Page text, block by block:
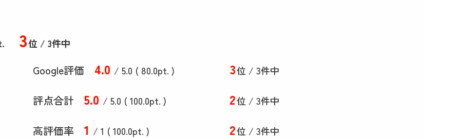
3位 / 3件中
Google評価 4.0 / 5.0 ( 80.0pt. ) 3位 / 3件中
評点合計 5.0 / 5.0 ( 100.0pt. ) 2位 / 3件中
高評価率 1 / 1 ( 100.0pt. ) 2位 / 3件中